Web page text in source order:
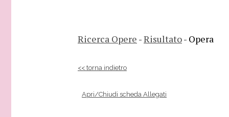
Ricerca Opere -Risultato- Opera
<< torna indietro
Apri/Chiudi scheda Allegati